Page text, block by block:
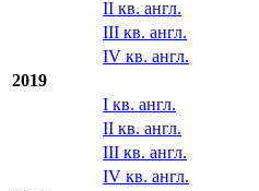
IV кв. англ.
I кв. англ.
III кв. англ.
IV кв. англ.
I кв. англ.